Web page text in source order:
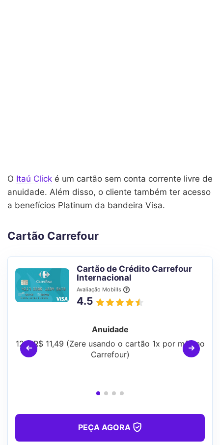
O Itaú Click é um cartão sem conta corrente livre de
anuidade. Além disso, o cliente também ter acesso
a benefícios Platinum da bandeira Visa.
Cartão Carrefour
Cartão de Crédito Carrefour
Internacional
Avaliação Mobills
4.5
Anuidade
12 x R$ 11,49 (Zere usando o cartão 1x por mês no
Carrefour)
PEÇA AGORA